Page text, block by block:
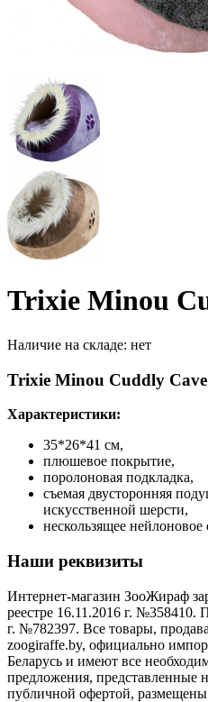
Trixie Minou
Наличие на складе: нет
Trixie Minou Cuddly Cave
Характеристики:
35*26*41 см,
плюшевое покрытие,
поролоновая подкладка,
съемая двусторонняя
искусственной шерсти,
нескользящее нейлоновое
Наши реквизиты
Интернет-магазин ЗооЖираф
реестре 16.11.2016 г. №358410.
г. №782397. Все товары,
zoogiraffe.by, официально
Беларусь и имеют все
предложения, представленные
публичной офертой,